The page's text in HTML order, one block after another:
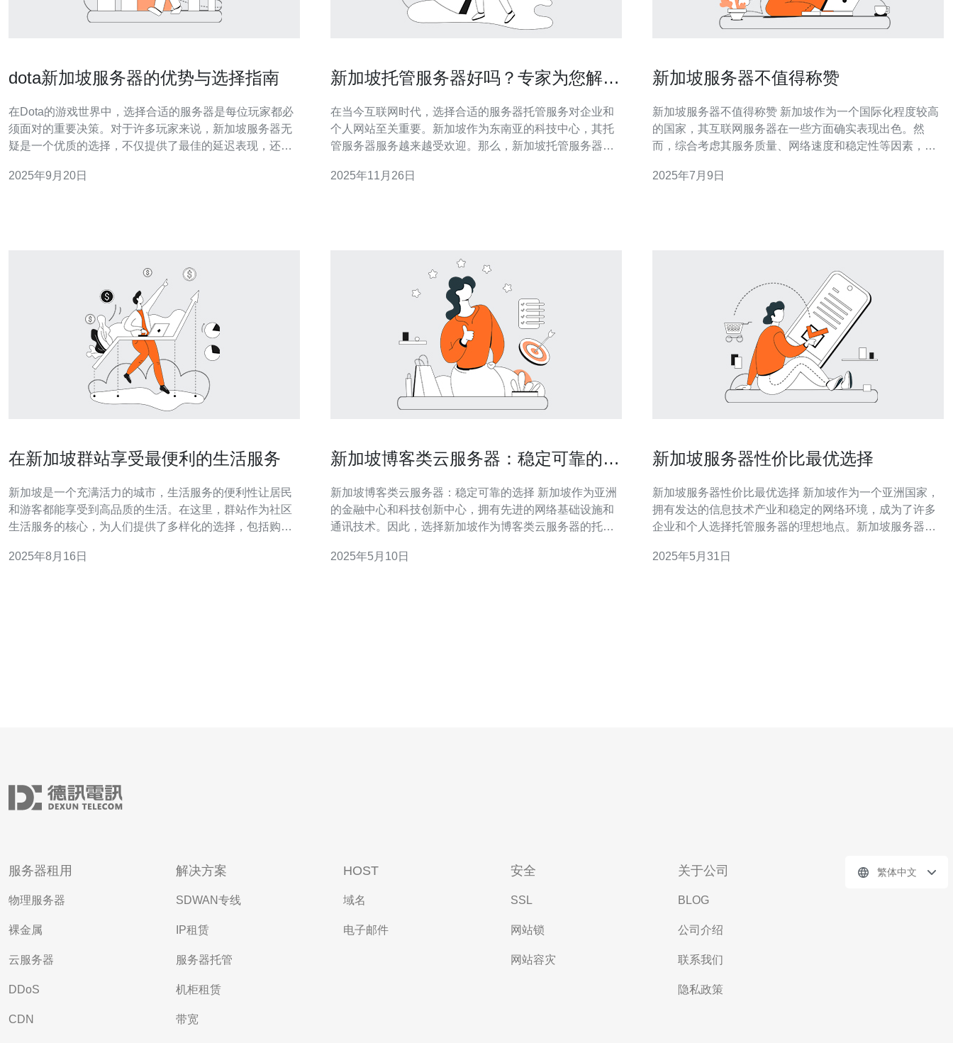
dota新加坡服务器的优势与选择指南
在Dota的游戏世界中，选择合适的服务器是每位玩家都必
须面对的重要决策。对于许多玩家来说，新加坡服务器无
疑是一个优质的选择，不仅提供了最佳的延迟表现，还有
坡服务器的优势，帮助您在众多选择中找到最适合自己的
2025年9月20日
新加坡托管服务器好吗？专家为您解读
在当今互联网时代，选择合适的服务器托管服务对企业和
个人网站至关重要。新加坡作为东南亚的科技中心，其托
管服务器服务越来越受欢迎。那么，新加坡托管服务器到
我们来看看新加坡托管服务器的性能。新加坡的网络基础
2025年11月26日
新加坡服务器不值得称赞
新加坡服务器不值得称赞 新加坡作为一个国际化程度较高
的国家，其互联网服务器在一些方面确实表现出色。然
而，综合考虑其服务质量、网络速度和稳定性等因素，我
务器提供商声称拥有先进的硬件设备和专业的技术团队，
2025年7月9日
在新加坡群站享受最便利的生活服务
新加坡是一个充满活力的城市，生活服务的便利性让居民
和游客都能享受到高品质的生活。在这里，群站作为社区
生活服务的核心，为人们提供了多样化的选择，包括购
都能满足不同人群的需求。 在群站能享受到哪些生活服
2025年8月16日
新加坡博客类云服务器：稳定可靠的选
新加坡博客类云服务器：稳定可靠的选择 新加坡作为亚洲
的金融中心和科技创新中心，拥有先进的网络基础设施和
通讯技术。因此，选择新加坡作为博客类云服务器的托管
云服务器提供商通常采用先进的硬件设备和多层次的网络
2025年5月10日
新加坡服务器性价比最优选择
新加坡服务器性价比最优选择 新加坡作为一个亚洲国家，
拥有发达的信息技术产业和稳定的网络环境，成为了许多
企业和个人选择托管服务器的理想地点。新加坡服务器不
障和优质的客户服务，因此备受广大用户的青睐。 在选择
2025年5月31日
服务器租用
物理服务器
裸金属
云服务器
DDoS
CDN
解决方案
SDWAN专线
IP租赁
服务器托管
机柜租赁
带宽
HOST
域名
电子邮件
安全
SSL
网站锁
网站容灾
关于公司
BLOG
公司介绍
联系我们
隐私政策
繁体中文